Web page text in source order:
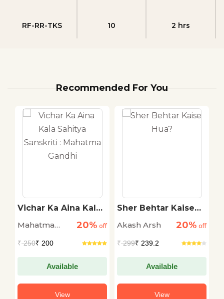
RF-RR-TKS 10 2 hrs
Recommended For You
Vichar Ka Aina Kala
Mahatma Gandhi
Mahatma
20% off
₹250₹ 200
Available
View
Sher Behtar Kaise
Akash Arsh
20% off
₹299₹ 239.2
Available
View